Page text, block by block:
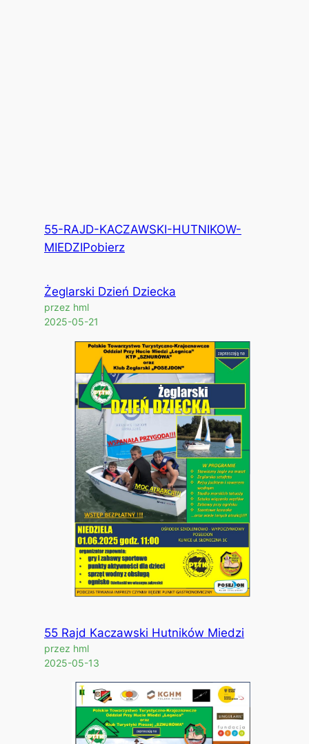
55-RAJD-KACZAWSKI-HUTNIKOW-
MIEDZIPobierz
Żeglarski Dzień Dziecka
przez hml
2025-05-21
55 Rajd Kaczawski Hutników Miedzi
przez hml
2025-05-13